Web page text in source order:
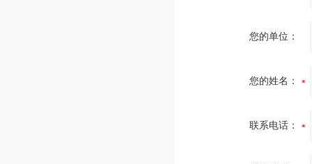
您的单位：
您的姓名：
联系电话：